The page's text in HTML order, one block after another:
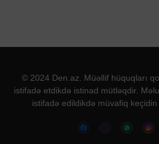
© 2024 Den.az. Müəllif hüquqları
istifadə etdikdə istinad mütləqdir.
istifadə edildikdə müvafiq keçidin